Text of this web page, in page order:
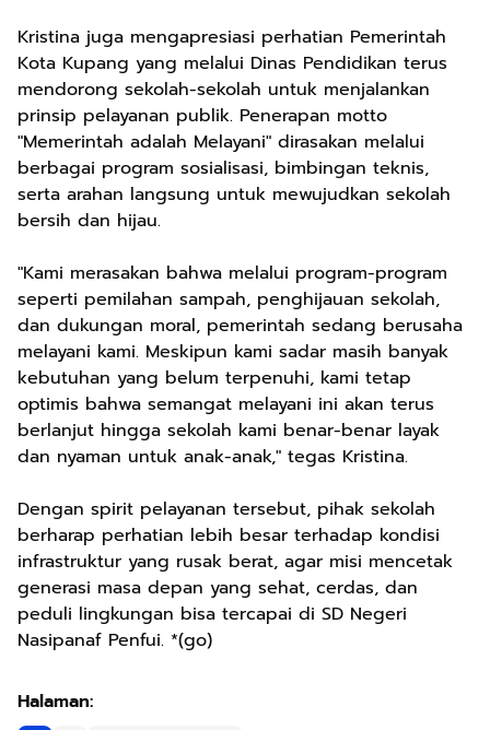
Kristina juga mengapresiasi perhatian Pemerintah
Kota Kupang yang melalui Dinas Pendidikan terus
mendorong sekolah-sekolah untuk menjalankan
prinsip pelayanan publik. Penerapan motto
"Memerintah adalah Melayani" dirasakan melalui
berbagai program sosialisasi, bimbingan teknis,
serta arahan langsung untuk mewujudkan sekolah
bersih dan hijau.
"Kami merasakan bahwa melalui program-program
seperti pemilahan sampah, penghijauan sekolah,
dan dukungan moral, pemerintah sedang berusaha
melayani kami. Meskipun kami sadar masih banyak
kebutuhan yang belum terpenuhi, kami tetap
optimis bahwa semangat melayani ini akan terus
berlanjut hingga sekolah kami benar-benar layak
dan nyaman untuk anak-anak," tegas Kristina.
Dengan spirit pelayanan tersebut, pihak sekolah
berharap perhatian lebih besar terhadap kondisi
infrastruktur yang rusak berat, agar misi mencetak
generasi masa depan yang sehat, cerdas, dan
peduli lingkungan bisa tercapai di SD Negeri
Nasipanaf Penfui. *(go)